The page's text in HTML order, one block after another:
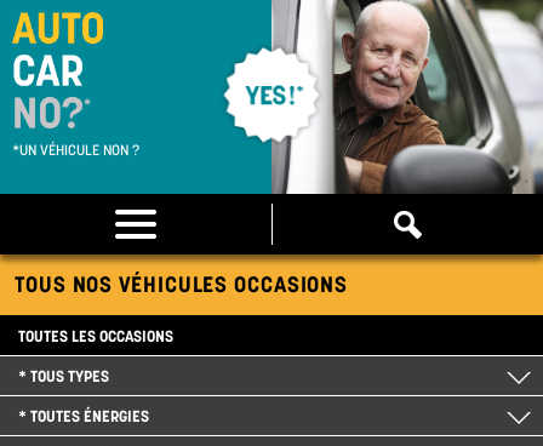
*UN VÉHICULE NON ?
TOUS NOS VÉHICULES OCCASIONS
TOUTES LES OCCASIONS
* TOUS TYPES
* TOUTES ÉNERGIES